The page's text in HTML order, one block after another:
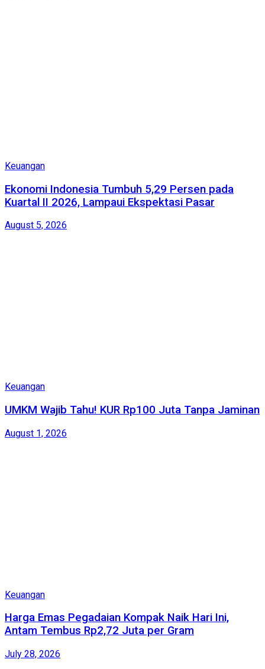
Keuangan
Ekonomi Indonesia Tumbuh 5,29 Persen pada
Kuartal II 2026, Lampaui Ekspektasi Pasar
August 5, 2026
Keuangan
UMKM Wajib Tahu! KUR Rp100 Juta Tanpa Jaminan
August 1, 2026
Keuangan
Harga Emas Pegadaian Kompak Naik Hari Ini,
Antam Tembus Rp2,72 Juta per Gram
July 28, 2026